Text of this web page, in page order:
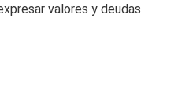
valores y deudas